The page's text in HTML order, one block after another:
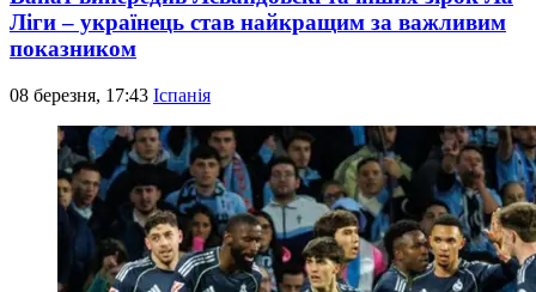
Ліги – українець став найкращим за важливим
показником
08 березня, 17:43 Іспанія